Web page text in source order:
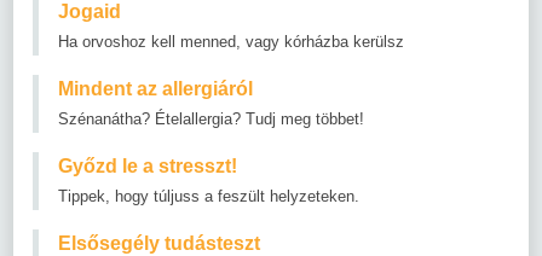
Jogaid
Ha orvoshoz kell menned, vagy kórházba kerülsz
Mindent az allergiáról
Szénanátha? Ételallergia? Tudj meg többet!
Győzd le a stresszt!
Tippek, hogy túljuss a feszült helyzeteken.
Elsősegély tudásteszt